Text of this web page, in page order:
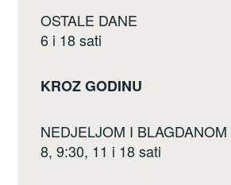
OSTALE DANE
6 i 18 sati
KROZ GODINU
NEDJELJOM I BLAGDANOM
8, 9:30, 11 i 18 sati